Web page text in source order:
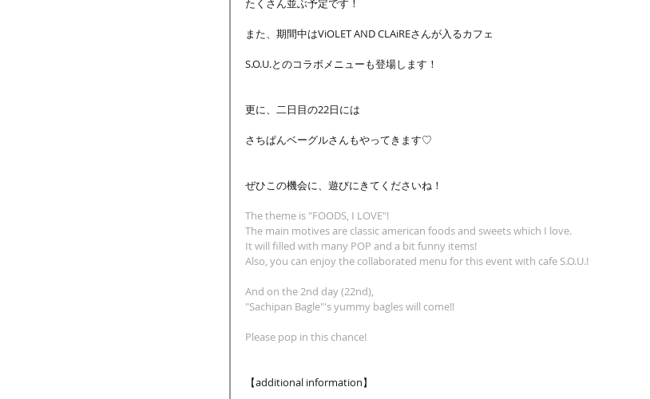
たくさん並ぶ予定です！
また、期間中はViOLET AND CLAiREさんが入るカフェ
S.O.U.とのコラボメニューも登場します！
更に、二日目の22日には
さちぱんベーグルさんもやってきます♡
ぜひこの機会に、遊びにきてくださいね！
The theme is "FOODS, I LOVE"!
The main motives are classic american foods and sweets which I love.
It will filled with many POP and a bit funny items!
Also, you can enjoy the collaborated menu for this event with cafe S.O.U.!
And on the 2nd day (22nd),
"Sachipan Bagle"'s yummy bagles will come!!
Please pop in this chance!
【additional information】